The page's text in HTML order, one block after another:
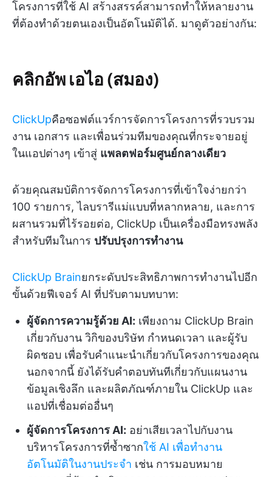
โครงการที่ใช้ AI สร้างสรรค์สามารถทำให้หลายงาน
ที่ต้องทำด้วยตนเองเป็นอัตโนมัติได้. มาดูตัวอย่างกัน:
คลิกอัพ เอไอ (สมอง)
ClickUpคือซอฟต์แวร์การจัดการโครงการที่รวบรวม
งาน เอกสาร และเพื่อนร่วมทีมของคุณที่กระจายอยู่
ในแอปต่างๆ เข้าสู่ แพลตฟอร์มศูนย์กลางเดียว
ด้วยคุณสมบัติการจัดการโครงการที่เข้าใจง่ายกว่า
100 รายการ, ไลบรารีแม่แบบที่หลากหลาย, และการ
ผสานรวมที่ไร้รอยต่อ, ClickUp เป็นเครื่องมือทรงพลัง
สำหรับทีมในการ ปรับปรุงการทำงาน
ClickUp Brainยกระดับประสิทธิภาพการทำงานไปอีก
ขั้นด้วยฟีเจอร์ AI ที่ปรับตามบทบาท:
ผู้จัดการความรู้ด้วย AI: เพียงถาม ClickUp Brain
เกี่ยวกับงาน วิกิของบริษัท กำหนดเวลา และผู้รับ
ผิดชอบ เพื่อรับคำแนะนำเกี่ยวกับโครงการของคุณ
นอกจากนี้ ยังได้รับคำตอบทันทีเกี่ยวกับแผนงาน
ข้อมูลเชิงลึก และผลิตภัณฑ์ภายใน ClickUp และ
แอปที่เชื่อมต่ออื่นๆ
ผู้จัดการโครงการ AI: อย่าเสียเวลาไปกับงาน
บริหารโครงการที่ซ้ำซากใช้ AI เพื่อทำงาน
อัตโนมัติในงานประจำ เช่น การมอบหมาย